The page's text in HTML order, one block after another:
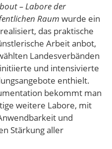
– Labore der
Raum wurde ein
das praktische
Arbeit anbot,
Landesverbänden
und intensivierte
enthielt.
bekommt man
weitere Labore, mit
und
Stärkung aller